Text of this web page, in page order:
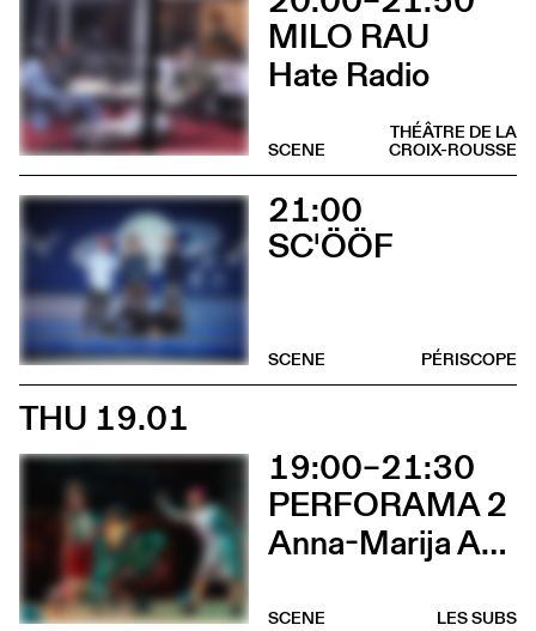
MILO RAU
Hate Radio
THÉÂTRE DE LA
CROIX-ROUSSE
SCENE
21:00
SC'ÖÖF
PÉRISCOPE
SCENE
THU 19.01
19:00–21:30
PERFORAMA 2
Anna-Marija Adomaityte & Gautier Teuscher, Marc Oosterhoff, Catol Teixeira, Ouinch Ouinch
LES SUBS
SCENE